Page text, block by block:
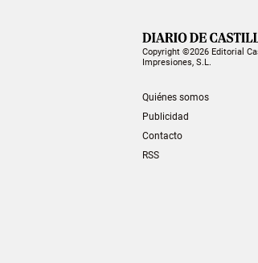
Copyright ©2026 Editorial
Impresiones, S.L.
Quiénes somos
Publicidad
Contacto
RSS